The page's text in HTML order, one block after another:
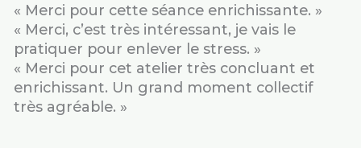
« Merci pour cette séance enrichissante. »
« Merci, c’est très intéressant, je vais le
pratiquer pour enlever le stress. »
« Merci pour cet atelier très concluant et
enrichissant. Un grand moment collectif
très agréable. »